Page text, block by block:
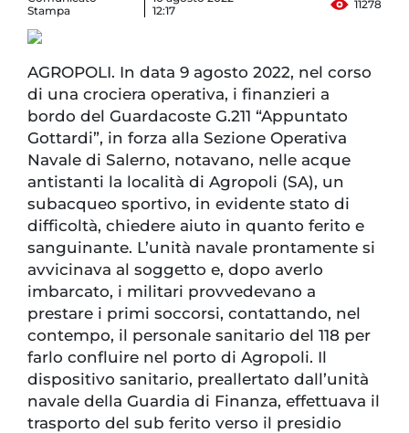
Stampa
12:17
11278
AGROPOLI. In data 9 agosto 2022, nel corso
di una crociera operativa, i finanzieri a
bordo del Guardacoste G.211 “Appuntato
Gottardi”, in forza alla Sezione Operativa
Navale di Salerno, notavano, nelle acque
antistanti la località di Agropoli (SA), un
subacqueo sportivo, in evidente stato di
difficoltà, chiedere aiuto in quanto ferito e
sanguinante. L’unità navale prontamente si
avvicinava al soggetto e, dopo averlo
imbarcato, i militari provvedevano a
prestare i primi soccorsi, contattando, nel
contempo, il personale sanitario del 118 per
farlo confluire nel porto di Agropoli. Il
dispositivo sanitario, preallertato dall’unità
navale della Guardia di Finanza, effettuava il
trasporto del sub ferito verso il presidio